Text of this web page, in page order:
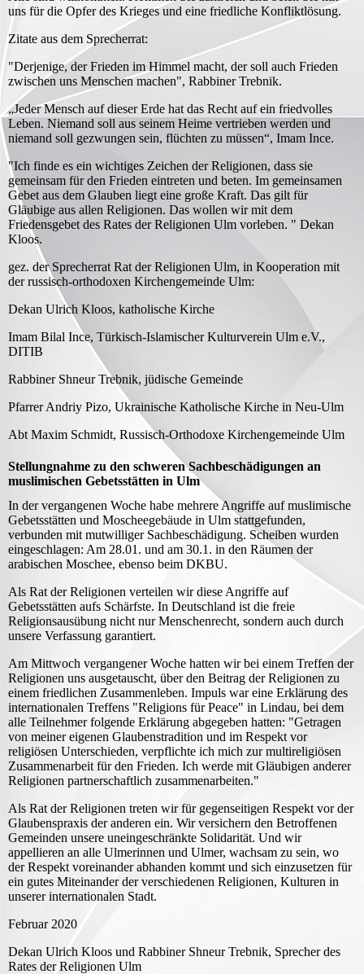
uns für die Opfer des Krieges und eine friedliche Konfliktlösung.
Zitate aus dem Sprecherrat:
"Derjenige, der Frieden im Himmel macht, der soll auch Frieden
zwischen uns Menschen machen", Rabbiner Trebnik.
„Jeder Mensch auf dieser Erde hat das Recht auf ein friedvolles
Leben. Niemand soll aus seinem Heime vertrieben werden und
niemand soll gezwungen sein, flüchten zu müssen“, Imam Ince.
"Ich finde es ein wichtiges Zeichen der Religionen, dass sie
gemeinsam für den Frieden eintreten und beten. Im gemeinsamen
Gebet aus dem Glauben liegt eine große Kraft. Das gilt für
Gläubige aus allen Religionen. Das wollen wir mit dem
Friedensgebet des Rates der Religionen Ulm vorleben. " Dekan
Kloos.
gez. der Sprecherrat Rat der Religionen Ulm, in Kooperation mit
der russisch-orthodoxen Kirchengemeinde Ulm:
Dekan Ulrich Kloos, katholische Kirche
Imam Bilal Ince, Türkisch-Islamischer Kulturverein Ulm e.V.,
DITIB
Rabbiner Shneur Trebnik, jüdische Gemeinde
Pfarrer Andriy Pizo, Ukrainische Katholische Kirche in Neu-Ulm
Abt Maxim Schmidt, Russisch-Orthodoxe Kirchengemeinde Ulm
Stellungnahme zu den schweren Sachbeschädigungen an
muslimischen Gebetsstätten in Ulm
In der vergangenen Woche habe mehrere Angriffe auf muslimische
Gebetsstätten und Moscheegebäude in Ulm stattgefunden,
verbunden mit mutwilliger Sachbeschädigung. Scheiben wurden
eingeschlagen: Am 28.01. und am 30.1. in den Räumen der
arabischen Moschee, ebenso beim DKBU.
Als Rat der Religionen verteilen wir diese Angriffe auf
Gebetsstätten aufs Schärfste. In Deutschland ist die freie
Religionsausübung nicht nur Menschenrecht, sondern auch durch
unsere Verfassung garantiert.
Am Mittwoch vergangener Woche hatten wir bei einem Treffen der
Religionen uns ausgetauscht, über den Beitrag der Religionen zu
einem friedlichen Zusammenleben. Impuls war eine Erklärung des
internationalen Treffens "Religions für Peace" in Lindau, bei dem
alle Teilnehmer folgende Erklärung abgegeben hatten: "Getragen
von meiner eigenen Glaubenstradition und im Respekt vor
religiösen Unterschieden, verpflichte ich mich zur multireligiösen
Zusammenarbeit für den Frieden. Ich werde mit Gläubigen anderer
Religionen partnerschaftlich zusammenarbeiten."
Als Rat der Religionen treten wir für gegenseitigen Respekt vor der
Glaubenspraxis der anderen ein. Wir versichern den Betroffenen
Gemeinden unsere uneingeschränkte Solidarität. Und wir
appellieren an alle Ulmerinnen und Ulmer, wachsam zu sein, wo
der Respekt voreinander abhanden kommt und sich einzusetzen für
ein gutes Miteinander der verschiedenen Religionen, Kulturen in
unserer internationalen Stadt.
Februar 2020
Dekan Ulrich Kloos und Rabbiner Shneur Trebnik, Sprecher des
Rates der Religionen Ulm